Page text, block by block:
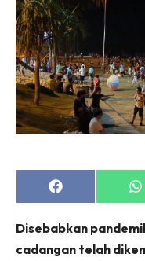
Share
on
Disebabkan
cadangan telah